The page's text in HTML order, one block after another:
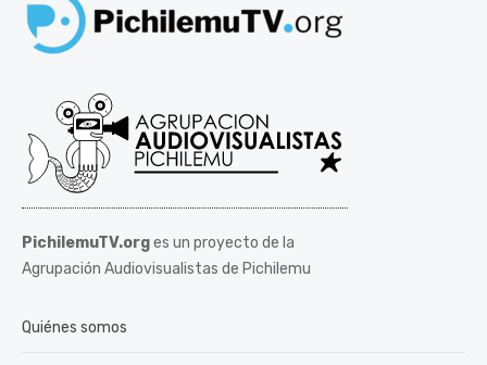
PichilemuTV.orges un proyecto de la
Agrupación Audiovisualistas de Pichilemu
Quiénes somos